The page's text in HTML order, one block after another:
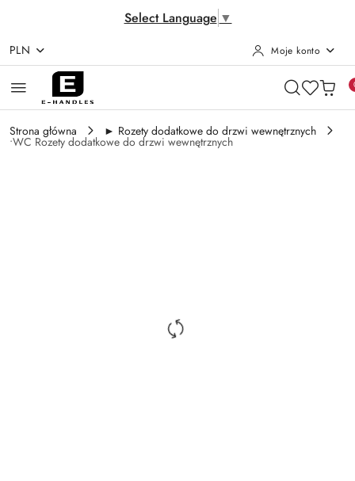
Select Language ▼
Przejdź do treści głównej
Przejdź do wyszukiwarki
Przejdź do moje konto
Przejdź do menu głównego
Przejdź do opisu produktu
Przejdź do stopki
PLN Moje konto
Strona główna ► Rozety dodatkowe do drzwi wewnętrznych
•WC Rozety dodatkowe do drzwi wewnętrznych